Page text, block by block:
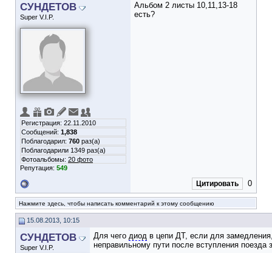
СУНДЕТОВ
Super V.I.P.
Регистрация: 22.11.2010
Сообщений: 1,838
Поблагодарил: 760 раз(а)
Поблагодарили 1349 раз(а)
Фотоальбомы: 20 фото
Репутация: 549
Альбом 2 листы 10,11,13-18
есть?
Цитировать 0
Нажмите здесь, чтобы написать комментарий к этому сообщению
15.08.2013, 10:15
СУНДЕТОВ
Super V.I.P.
Для чего диод в цепи ДТ, если для
неправильному пути после вступления поезда